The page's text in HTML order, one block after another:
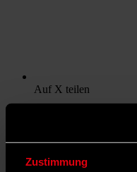
Zustimmung
Auf X teilen